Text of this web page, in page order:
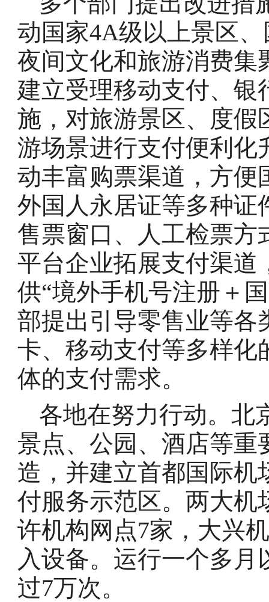
动国家4A级以上景区
夜间文化和旅游消费集
建立受理移动支付、银
施，对旅游景区、度假
游场景进行支付便利化
动丰富购票渠道，方便
外国人永居证等多种证
售票窗口、人工检票方
平台企业拓展支付渠道
供“境外手机号注册＋
部提出引导零售业等各
卡、移动支付等多样化
体的支付需求。
各地在努力行动。北
景点、公园、酒店等重
造，并建立首都国际机
付服务示范区。两大机
许机构网点7家，大兴
入设备。运行一个多
过7万次。